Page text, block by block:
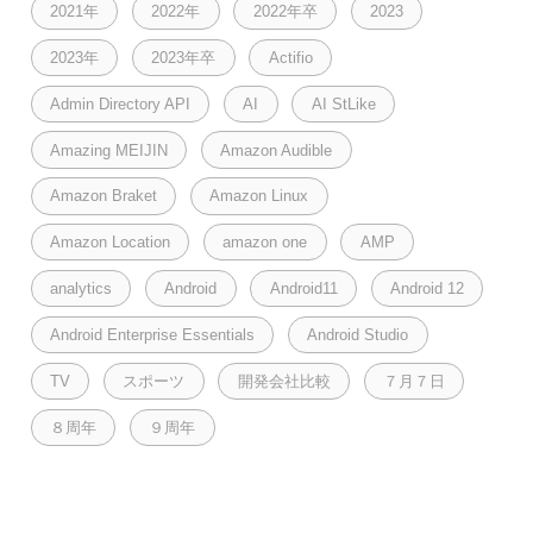
2021年 2022年 2022年卒 2023
2023年 2023年卒 Actifio
Admin Directory API AI AI StLike
Amazing MEIJIN Amazon Audible
Amazon Braket Amazon Linux
Amazon Location amazon one AMP
analytics Android Android11 Android 12
Android Enterprise Essentials Android Studio
TV スポーツ 開発会社比較 ７月７日
８周年 ９周年